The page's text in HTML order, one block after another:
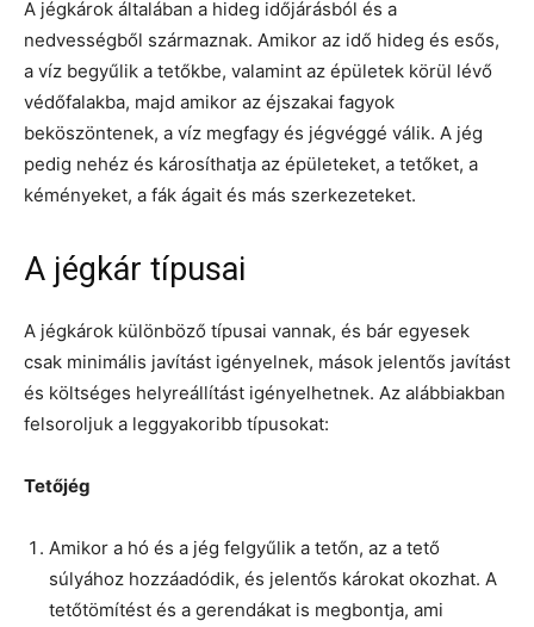
A jégkárok általában a hideg időjárásból és a
nedvességből származnak. Amikor az idő hideg és esős,
a víz begyűlik a tetőkbe, valamint az épületek körül lévő
védőfalakba, majd amikor az éjszakai fagyok
beköszöntenek, a víz megfagy és jégvéggé válik. A jég
pedig nehéz és károsíthatja az épületeket, a tetőket, a
kéményeket, a fák ágait és más szerkezeteket.
A jégkár típusai
A jégkárok különböző típusai vannak, és bár egyesek
csak minimális javítást igényelnek, mások jelentős javítást
és költséges helyreállítást igényelhetnek. Az alábbiakban
felsoroljuk a leggyakoribb típusokat:
Tetőjég
Amikor a hó és a jég felgyűlik a tetőn, az a tető
súlyához hozzáadódik, és jelentős károkat okozhat. A
tetőtömítést és a gerendákat is megbontja, ami